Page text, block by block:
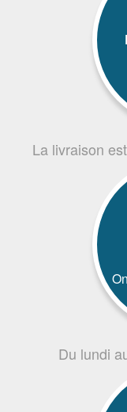
La livraison
Du lundi